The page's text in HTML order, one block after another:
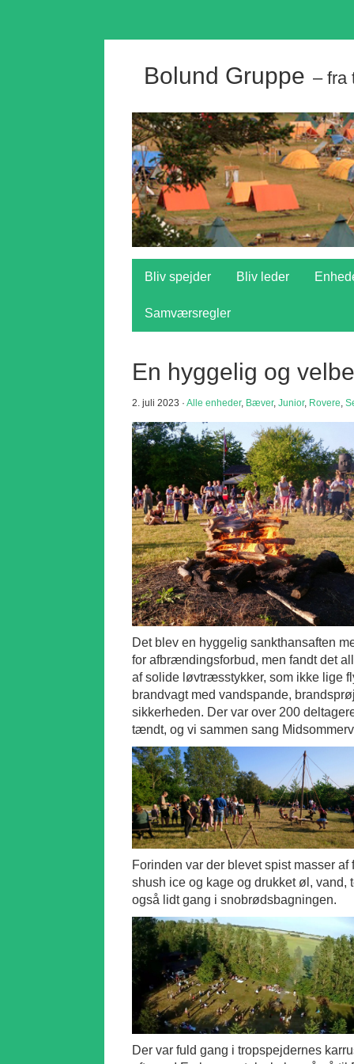
Bolund Gruppe – fra
Bliv spejder Bliv leder
Samværsregler
En hyggelig og
2. juli 2023 · Alle enheder, Bæver, Junior, Rovere,
Det blev en hyggelig sankthansaften
for afbrændingsforbud, men fandt det
af solide løvtræsstykker, som ikke lige
brandvagt med vandspande,
sikkerheden. Der var over 200
tændt, og vi sammen sang
Forinden var der blevet spist masser
shush ice og kage og drukket øl, vand,
også lidt gang i snobrødsbagningen.
Der var fuld gang i tropspejdernes